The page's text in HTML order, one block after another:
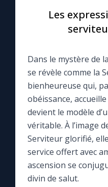
La vidéo de la semaine
Le magazine
Le site internet
Questions-réponses
Prier au quotidien
Avec Thérèse de Lisieux
Les
Dans le mystère de
se révèle comme la
bienheureuse qui,
obéissance,
devient le modèle
véritable. À l’image
Serviteur glorifié,
service offert avec
ascension se
divin de salut.